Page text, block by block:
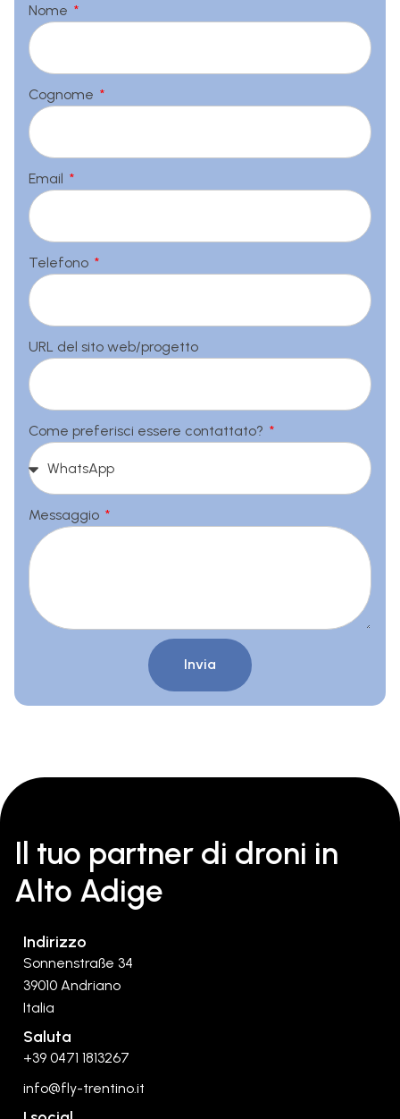
Nome
Cognome
Email
Telefono
URL del sito web/progetto
Come preferisci essere contattato?
Messaggio
Invia
Il tuo partner di droni in
Alto Adige
Indirizzo
Sonnenstraße 34
39010 Andriano
Italia
Saluta
+39 0471 1813267
info@fly-trentino.it